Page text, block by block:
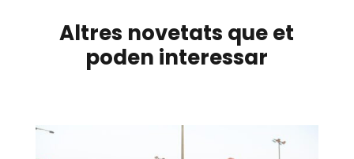
Altres novetats que et
poden interessar